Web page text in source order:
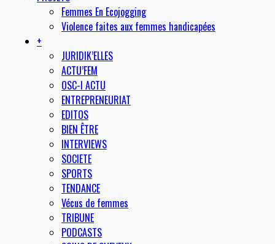
Femmes En Ecojogging
Violence faites aux femmes handicapées
+
JURIDIK’ELLES
ACTU’FEM
OSC-I ACTU
ENTREPRENEURIAT
EDITOS
BIEN ÊTRE
INTERVIEWS
SOCIETE
SPORTS
TENDANCE
Vécus de femmes
TRIBUNE
PODCASTS